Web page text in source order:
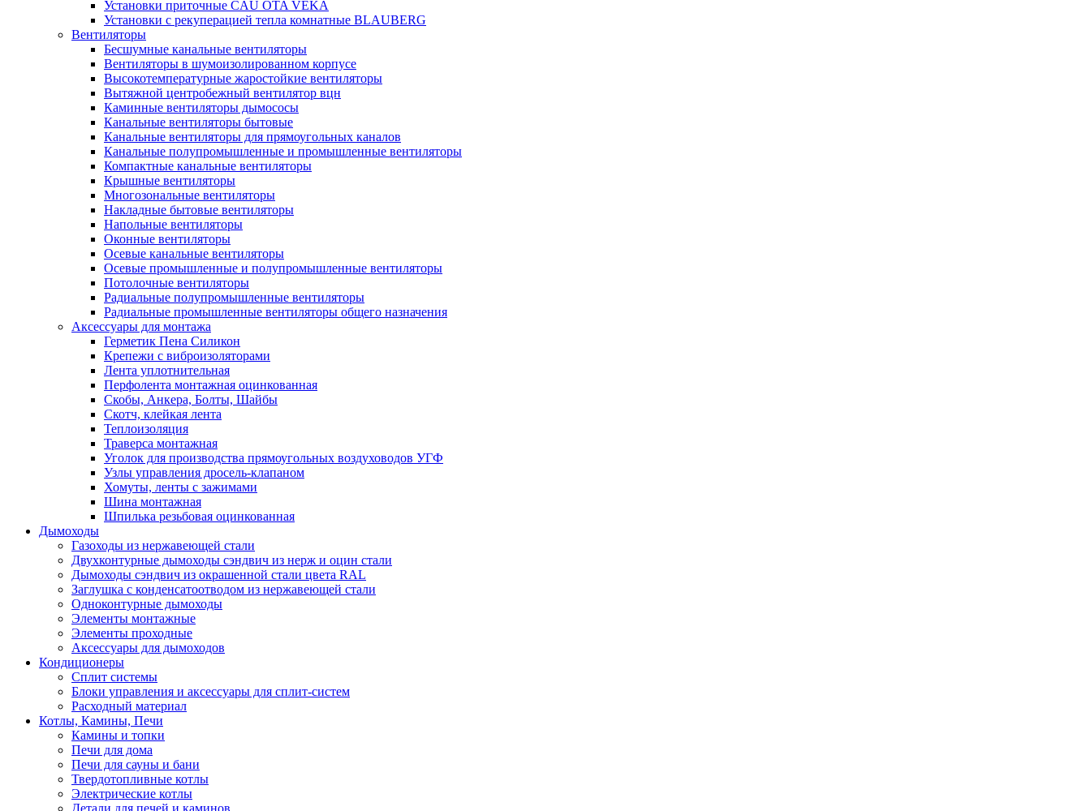
Установки приточные CAU OTA VEKA
Установки с рекуперацией тепла комнатные BLAUBERG
Вентиляторы
Бесшумные канальные вентиляторы
Вентиляторы в шумоизолированном корпусе
Высокотемпературные жаростойкие вентиляторы
Вытяжной центробежный вентилятор вцн
Каминные вентиляторы дымососы
Канальные вентиляторы бытовые
Канальные вентиляторы для прямоугольных каналов
Канальные полупромышленные и промышленные вентиляторы
Компактные канальные вентиляторы
Крышные вентиляторы
Многозональные вентиляторы
Накладные бытовые вентиляторы
Напольные вентиляторы
Оконные вентиляторы
Осевые канальные вентиляторы
Осевые промышленные и полупромышленные вентиляторы
Потолочные вентиляторы
Радиальные полупромышленные вентиляторы
Радиальные промышленные вентиляторы общего назначения
Аксессуары для монтажа
Герметик Пена Силикон
Крепежи с виброизоляторами
Лента уплотнительная
Перфолента монтажная оцинкованная
Скобы, Анкера, Болты, Шайбы
Скотч, клейкая лента
Теплоизоляция
Траверса монтажная
Уголок для производства прямоугольных воздуховодов УГФ
Узлы управления дросель-клапаном
Хомуты, ленты с зажимами
Шина монтажная
Шпилька резьбовая оцинкованная
Дымоходы
Газоходы из нержавеющей стали
Двухконтурные дымоходы сэндвич из нерж и оцин стали
Дымоходы сэндвич из окрашенной стали цвета RAL
Заглушка с конденсатоотводом из нержавеющей стали
Одноконтурные дымоходы
Элементы монтажные
Элементы проходные
Аксессуары для дымоходов
Кондиционеры
Сплит системы
Блоки управления и аксессуары для сплит-систем
Расходный материал
Котлы, Камины, Печи
Камины и топки
Печи для дома
Печи для сауны и бани
Твердотопливные котлы
Электрические котлы
Детали для печей и каминов